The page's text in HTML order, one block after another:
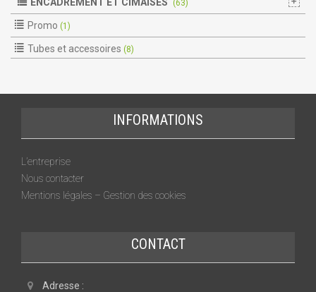
(63)
Promo (1)
Tubes et accessoires (8)
INFORMATIONS
L’entreprise
Nous contacter
Mentions légales – Gestion des cookies
CONTACT
Adresse :